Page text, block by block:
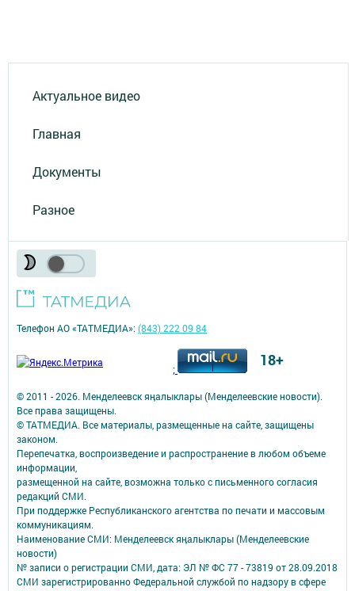
Актуальное видео
Главная
Документы
Разное
© 2011 - 2026. Менделеевск яӊалыклары (Менделеевские новости).
Все права защищены.
© ТАТМЕДИА. Все материалы, размещенные на сайте, защищены
законом.
Перепечатка, воспроизведение и распространение в любом объеме
информации,
размещенной на сайте, возможна только с письменного согласия
редакций СМИ.
При поддержке Республиканского агентства по печати и массовым
коммуникациям.
Наименование СМИ: Менделеевск яӊалыклары (Менделеевские
новости)
№ записи о регистрации СМИ, дата: ЭЛ № ФС 77 - 73819 от 28.09.2018
СМИ зарегистрированно Федеральной службой по надзору в сфере
Телефон АО «ТАТМЕДИА»:(843) 222 09 84
; 18+